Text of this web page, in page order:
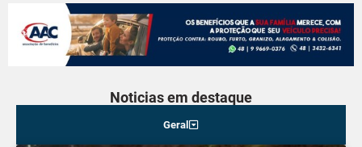
Noticias em destaque
Geral